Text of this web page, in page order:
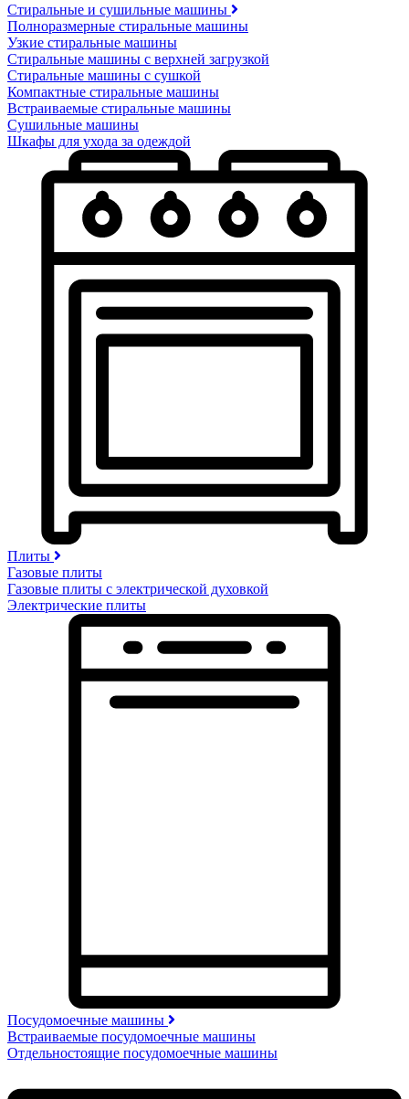
Стиральные и сушильные машины
Полноразмерные стиральные машины
Узкие стиральные машины
Стиральные машины с верхней загрузкой
Стиральные машины с сушкой
Компактные стиральные машины
Встраиваемые стиральные машины
Сушильные машины
Шкафы для ухода за одеждой
Плиты
Газовые плиты
Газовые плиты с электрической духовкой
Электрические плиты
Посудомоечные машины
Встраиваемые посудомоечные машины
Отдельностоящие посудомоечные машины